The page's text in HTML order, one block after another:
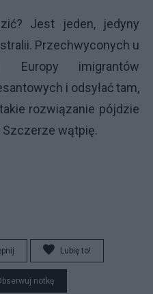
Jest jeden, jedyny
Przechwyconych u
Europy imigrantów
i odsyłać tam,
rozwiązanie pójdzie
Szczerze wątpię.
Lubię to!
notkę